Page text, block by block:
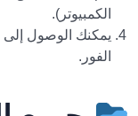
الكمبيوتر).
الفور.